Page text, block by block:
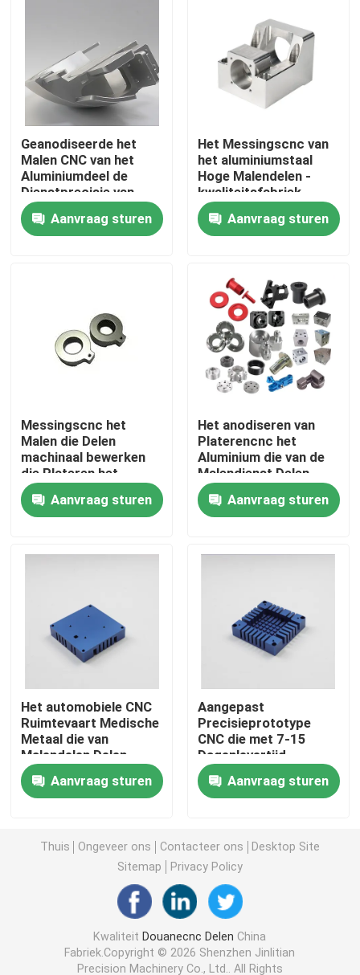
Thuis
Producten
Over ons
Kwaliteitscontrole
Vraag een offerte aan
Douanecnc Delen
CNC-freesonderdelen
CNC Draaiende Delen
het snelle prototype machinaal bewerken
CNC die Aluminium machinaal bewerken
CNC die de Diensten machinaal bewerken
Fabricage van metalen onderdelen op maat
CNC Roestvrij staaldelen
Geanodiseerde het
Malen CNC van het
Aluminiumdeel de
Dienstprecisie van
Malendelen
Aanvraag sturen
Het Messingscnc van
het aluminiumstaal
Hoge Malendelen -
kwaliteitsfabriek
Verwerkte Delen
Aanvraag sturen
Messingscnc het
Malen die Delen
machinaal bewerken
die Plateren het
Oppoetsen anodiseren
eindigtAanvraag sturen
Het anodiseren van
Platerencnc het
Aluminium die van de
Malendienst Delen
voor Automobiele
Ruimte machinaal
bewerken
Aanvraag sturen
Het automobiele CNC
Ruimtevaart Medische
Metaal die van
Malendelen Delen
machinaal bewerken
Aanvraag sturen
Aangepast
Precisieprototype
CNC die met 7-15
Dagenlevertijd
machinaal bewerkt
Aanvraag sturen
Thuis Ongeveer ons Contacteer ons
Desktop Site
Sitemap
Privacy Policy
Kwaliteit Douanecnc Delen China
Fabriek.Copyright © 2026 Shenzhen Jinlitian
Precision Machinery Co., Ltd.. All Rights